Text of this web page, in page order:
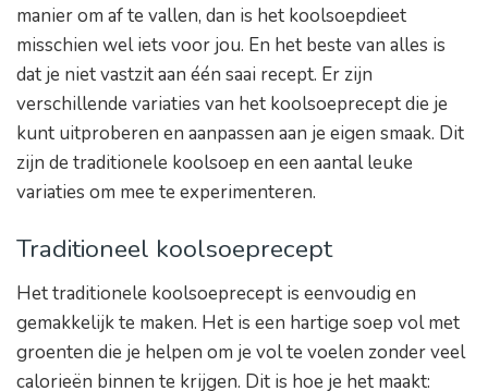
manier om af te vallen, dan is het koolsoepdieet
misschien wel iets voor jou. En het beste van alles is
dat je niet vastzit aan één saai recept. Er zijn
verschillende variaties van het koolsoeprecept die je
kunt uitproberen en aanpassen aan je eigen smaak. Dit
zijn de traditionele koolsoep en een aantal leuke
variaties om mee te experimenteren.
Traditioneel koolsoeprecept
Het traditionele koolsoeprecept is eenvoudig en
gemakkelijk te maken. Het is een hartige soep vol met
groenten die je helpen om je vol te voelen zonder veel
calorieën binnen te krijgen. Dit is hoe je het maakt: